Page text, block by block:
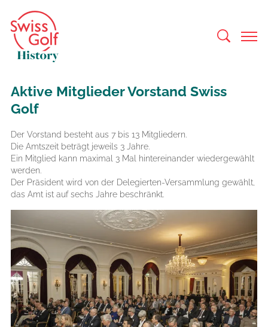
Aktive Mitglieder Vorstand Swiss
Golf
Der Vorstand besteht aus 7 bis 13 Mitgliedern.
Die Amtszeit beträgt jeweils 3 Jahre.
Ein Mitglied kann maximal 3 Mal hintereinander wiedergewählt
werden.
Der Präsident wird von der Delegierten-Versammlung gewählt,
das Amt ist auf sechs Jahre beschränkt.